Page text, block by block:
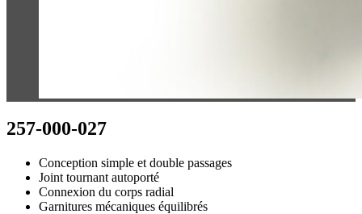
257-000-027
Conception simple et double passages
Joint tournant autoporté
Connexion du corps radial
Garnitures mécaniques équilibrés